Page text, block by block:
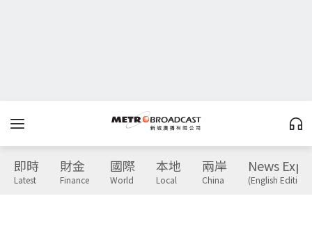
即時
Latest
財金
Finance
國際
World
本地
Local
兩岸
China
News
(English Edition)